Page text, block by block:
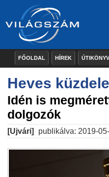
FŐOLDAL HÍREK
Heves
Idén is
dolgozók
[Ujvári] publikálva: 2019-